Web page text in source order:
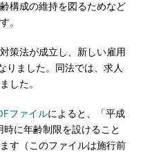
構成の維持を図るためなど
。
策法が成立し、新しい雇用
りました。同法では、求人
した。
ファイルによると、「平成
に年齢制限を設けること
す（このファイルは施行前